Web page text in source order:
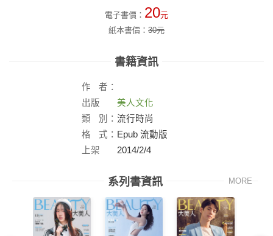
電子書價： 20元
紙本書價： 30元
書籍資訊
作
者：
出版
社：
美人文化
類
別： 流行時尚
格
式： Epub 流動版
上架
2014/2/4
系列書資訊 MORE